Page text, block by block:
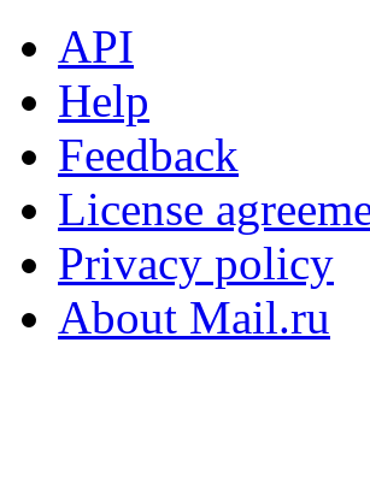
API
Help
Feedback
License
Privacy policy
About Mail.ru